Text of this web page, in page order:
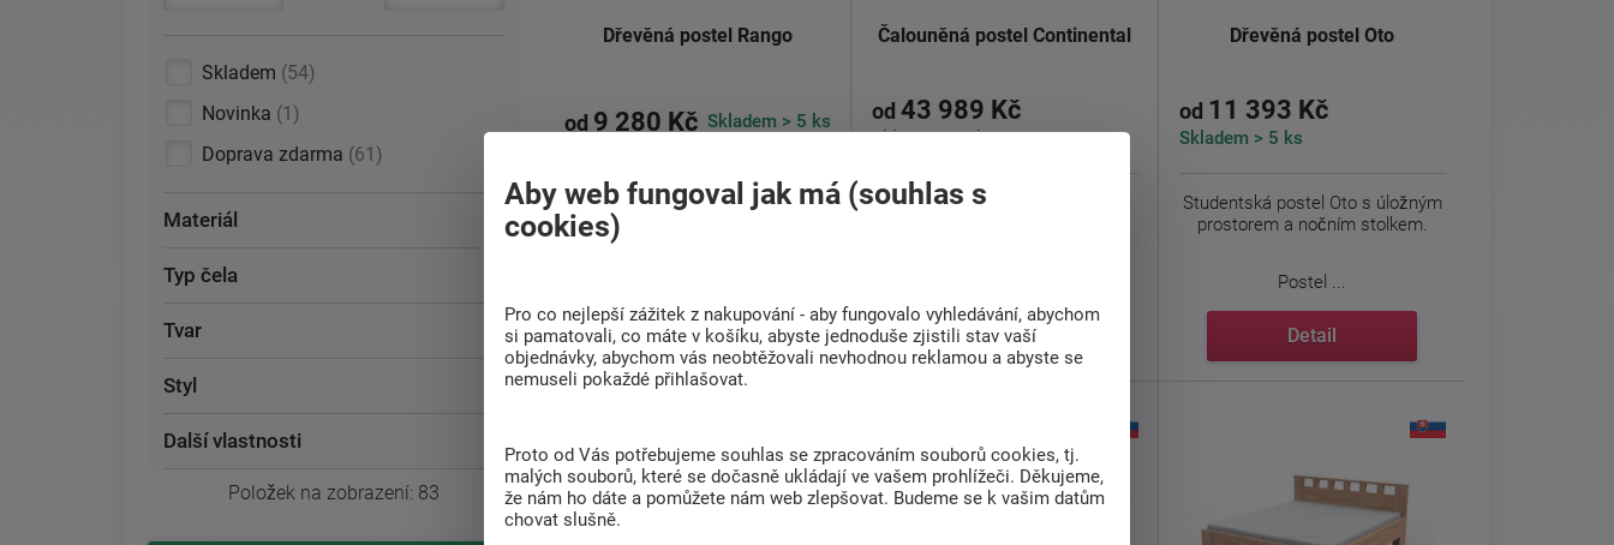
Skladem 54
Novinka 1
Doprava zdarma 61
Materiál
Typ čela
Tvar
Styl
Další vlastnosti
Položek na zobrazení: 83
Dřevěná postel Rango
od 9 280 Kč Skladem > 5 ks
Dřevěná postel Rango s velkým
děleným úložným prostorem a
Čalouněná postel Continental
od 43 989 Kč
Skladem > 5 ks
Představujeme opravdovou
Dřevěná postel Oto
od 11 393 Kč
Skladem > 5 ks
Studentská postel Oto s úložným
prostorem a nočním stolkem.
Postel ...
Detail
Aby web fungoval jak má (souhlas s
cookies)
Pro co nejlepší zážitek z nakupování - aby fungovalo vyhledávání, abychom
si pamatovali, co máte v košíku, abyste jednoduše zjistili stav vaší
objednávky, abychom vás neobtěžovali nevhodnou reklamou a abyste se
nemuseli pokaždé přihlašovat.
Proto od Vás potřebujeme souhlas se zpracováním souborů cookies, tj.
malých souborů, které se dočasně ukládají ve vašem prohlížeči. Děkujeme,
že nám ho dáte a pomůžete nám web zlepšovat. Budeme se k vašim datům
chovat slušně.